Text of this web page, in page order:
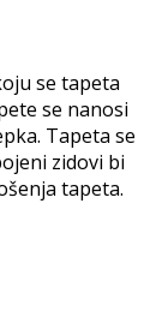
se tapeta
se nanosi
Tapeta se
zidovi bi
tapeta.